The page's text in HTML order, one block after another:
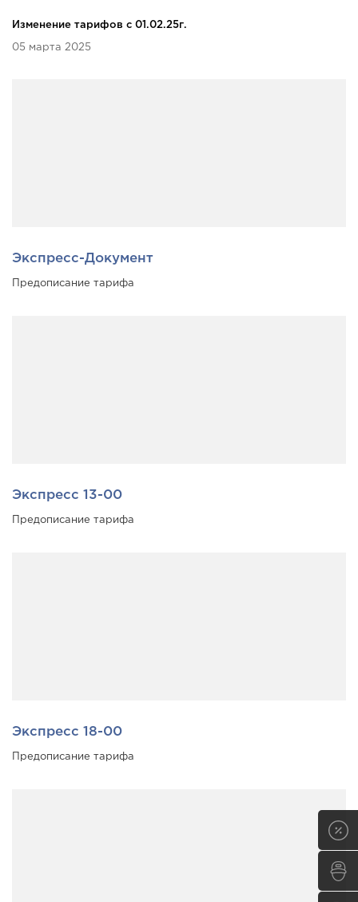
Изменение тарифов c 01.02.25г.
05 марта 2025
Экспресс-Документ
Предописание тарифа
Экспресс 13-00
Предописание тарифа
Экспресс 18-00
Предописание тарифа